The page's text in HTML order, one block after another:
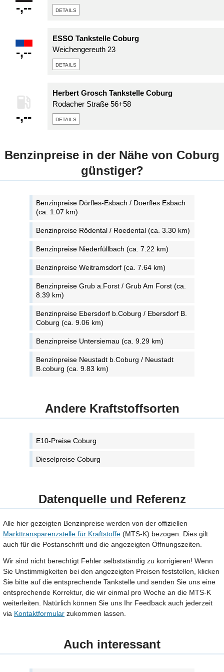
-,-- details
-,--
ESSO Tankstelle Coburg
Weichengereuth 23
details
-,--
Herbert Grosch Tankstelle Coburg
Rodacher Straße 56+58
details
Benzinpreise in der Nähe von Coburg
günstiger?
Benzinpreise Dörfles-Esbach / Doerfles Esbach
(ca. 1.07 km)
Benzinpreise Rödental / Roedental (ca. 3.30 km)
Benzinpreise Niederfüllbach (ca. 7.22 km)
Benzinpreise Weitramsdorf (ca. 7.64 km)
Benzinpreise Grub a.Forst / Grub Am Forst (ca.
8.39 km)
Benzinpreise Ebersdorf b.Coburg / Ebersdorf B.
Coburg (ca. 9.06 km)
Benzinpreise Untersiemau (ca. 9.29 km)
Benzinpreise Neustadt b.Coburg / Neustadt
B.coburg (ca. 9.83 km)
Andere Kraftstoffsorten
E10-Preise Coburg
Dieselpreise Coburg
Datenquelle und Referenz
Alle hier gezeigten Benzinpreise werden von der offiziellen
Markttransparenzstelle für Kraftstoffe (MTS-K) bezogen. Dies gilt
auch für die Postanschrift und die angezeigten Öffnungszeiten.
Wir sind nicht berechtigt Fehler selbstständig zu korrigieren! Wenn
Sie Unstimmigkeiten bei den angezeigten Preisen feststellen, klicken
Sie bitte auf die entsprechende Tankstelle und senden Sie uns eine
entsprechende Korrektur, die wir einmal pro Woche an die MTS-K
weiterleiten. Natürlich können Sie uns Ihr Feedback auch jederzeit
via Kontaktformular zukommen lassen.
Auch interessant